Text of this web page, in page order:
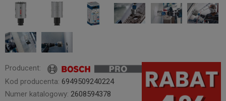
Producent:
Kod producenta: 6949509240224
Numer katalogowy: 2608594378